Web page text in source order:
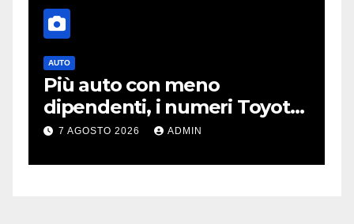
AUTO
Più auto con meno
dipendenti, i numeri Toyota
che “scuotono” Volkswagen
7 AGOSTO 2026 ADMIN